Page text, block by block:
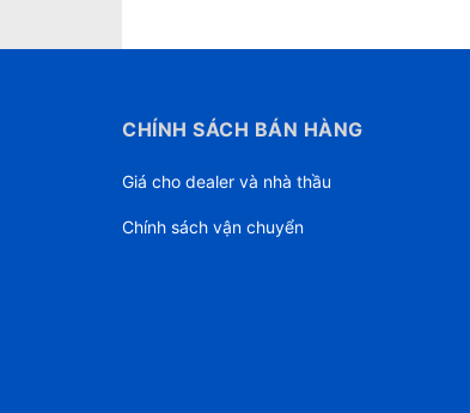
CHÍNH SÁCH BÁN HÀNG
Giá cho dealer và nhà thầu
Chính sách vận chuyển